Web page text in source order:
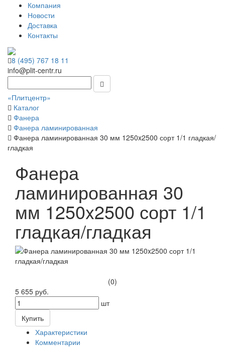
Компания
Новости
Доставка
Контакты
8 (495) 767 18 11
info@plit-centr.ru
«Плитцентр»
Каталог
Фанера
Фанера ламинированная
Фанера ламинированная 30 мм 1250x2500 сорт 1/1 гладкая/
гладкая
Фанера
ламинированная 30
мм 1250x2500 сорт 1/1
гладкая/гладкая
(0)
5 655 руб.
шт
Купить
Характеристики
Комментарии